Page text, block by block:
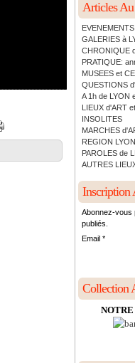
Articles
GALERIES à
CHRONIQUE
PRATIQUE:
MUSEES et
QUESTIONS
A 1h de LYON
LIEUX d'ART
INSOLITES
MARCHES
REGION
PAROLES de
AUTRES
Inscription
Abonnez-vous
publiés.
Email
Collection